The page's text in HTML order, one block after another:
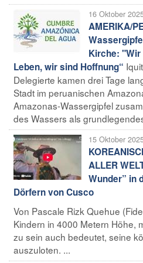
16 Oktober
AMERIKA/
Kirche:
Leben, wir sind Hoffnung“
Delegierte kamen drei Tage
Stadt im peruanischen
Amazonas-Wassergipfel
des Wassers als
15 Oktober
ALLER
Wunder” in
Dörfern von Cusco
Von Pascale Rizk Quehue
Kindern in 4000 Metern Höhe,
zu sein auch bedeutet, seine
auszuloten. ...